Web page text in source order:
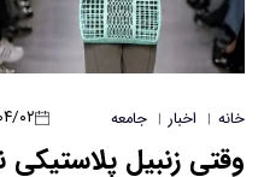
خانه | اخبار | جامعه ۱۴۰۵/